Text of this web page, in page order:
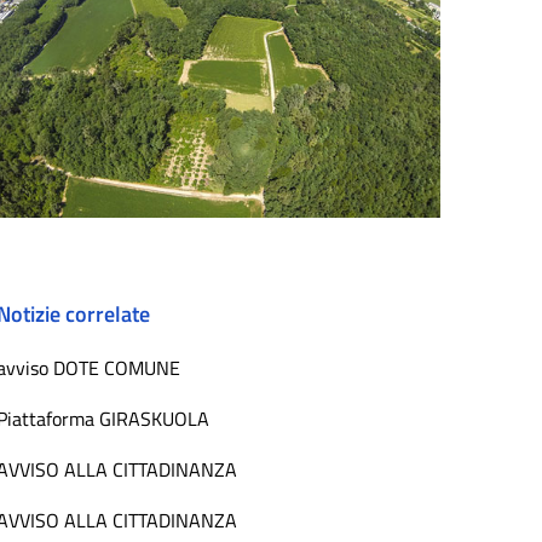
correlate
DOTE COMUNE
GIRASKUOLA
ALLA CITTADINANZA
ALLA CITTADINANZA